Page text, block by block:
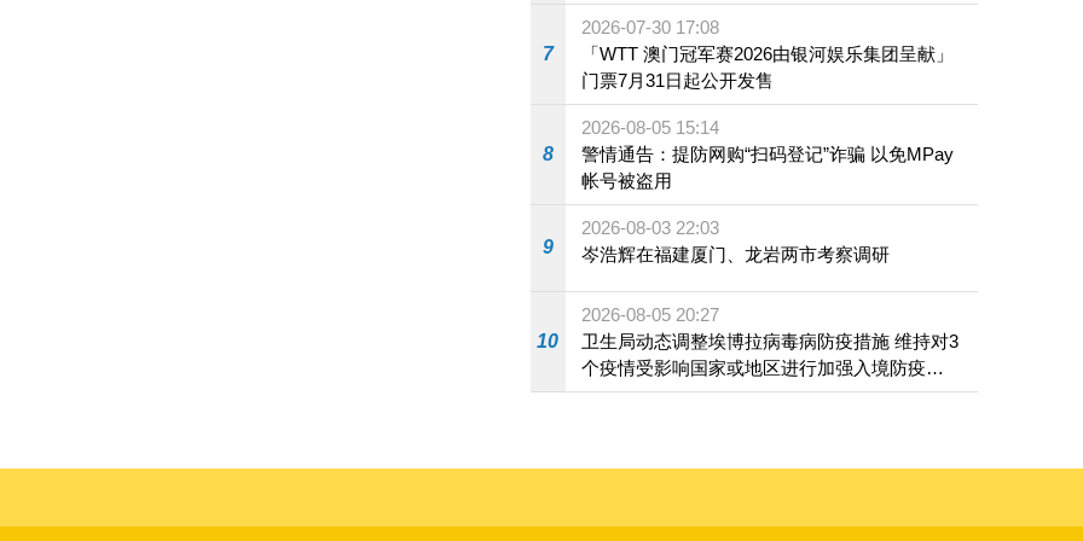
7
2026-07-30 17:08
「WTT 澳门冠军赛2026由银河娱乐集团呈献」
门票7月31日起公开发售
8
2026-08-05 15:14
警情通告：提防网购“扫码登记”诈骗 以免MPay
帐号被盗用
9
2026-08-03 22:03
岑浩辉在福建厦门、龙岩两市考察调研
10
2026-08-05 20:27
卫生局动态调整埃博拉病毒病防疫措施 维持对3
个疫情受影响国家或地区进行加强入境防疫措
施